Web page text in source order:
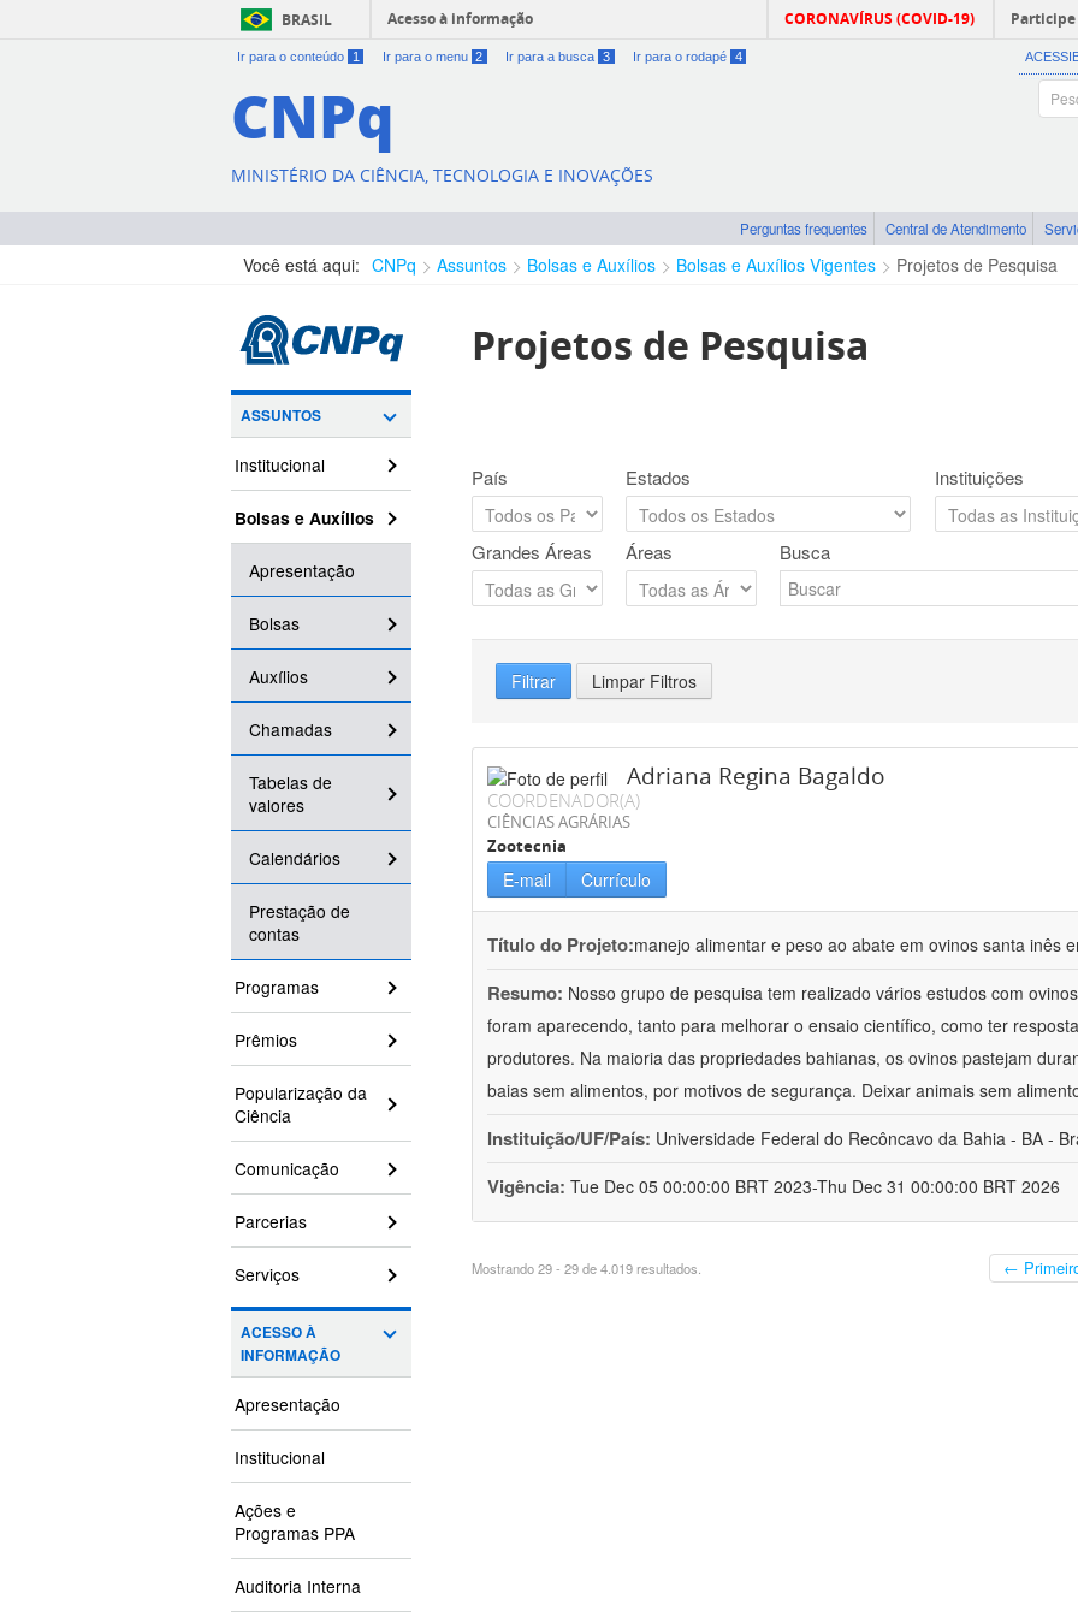
BRASIL Acesso à informação CORONAVÍRUS (COVID-19) Participe
Ir para o conteúdo 1 Ir para o menu 2 Ir para a busca 3 Ir para o rodapé 4
CNPq
MINISTÉRIO DA CIÊNCIA, TECNOLOGIA E INOVAÇÕES
Perguntas frequentes Central de Atendimento
Você está aqui: CNPq Assuntos Bolsas e Auxílios Bolsas e Auxílios Vigentes Projetos de Pesquisa
ASSUNTOS
Institucional
Bolsas e Auxílios
Apresentação
Bolsas
Auxílios
Chamadas
Tabelas de
valores
Calendários
Prestação de
contas
Programas
Prêmios
Popularização da
Ciência
Comunicação
Parcerias
Serviços
ACESSO À
INFORMAÇÃO
Apresentação
Institucional
Ações e
Programas PPA
Auditoria Interna
Projetos de Pesquisa
País Estados Instituições
Grandes Áreas Áreas Busca
Filtrar Limpar Filtros
Adriana Regina Bagaldo
COORDENADOR(A)
CIÊNCIAS AGRÁRIAS
Zootecnia
E-mail Currículo
Título do Projeto:manejo alimentar e peso ao abate em ovinos santa inês
Resumo: Nosso grupo de pesquisa tem realizado vários estudos com
foram aparecendo, tanto para melhorar o ensaio científico, como ter
produtores. Na maioria das propriedades bahianas, os ovinos pastejam
baias sem alimentos, por motivos de segurança. Deixar animais sem
Instituição/UF/País: Universidade Federal do Recôncavo da Bahia - BA -
Vigência: Tue Dec 05 00:00:00 BRT 2023-Thu Dec 31 00:00:00 BRT 2026
Mostrando 29 - 29 de 4.019 resultados. ←